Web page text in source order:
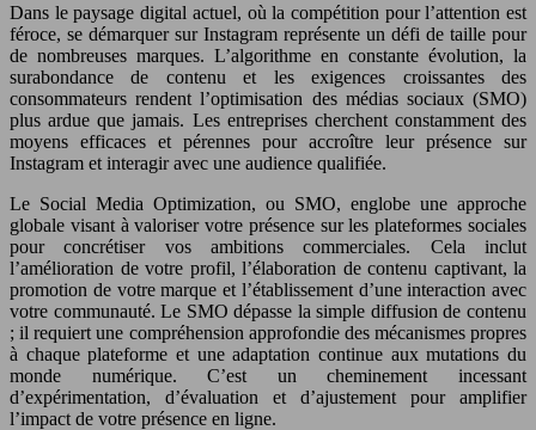
Dans le paysage digital actuel, où la compétition pour l’attention est
féroce, se démarquer sur Instagram représente un défi de taille pour
de nombreuses marques. L’algorithme en constante évolution, la
surabondance de contenu et les exigences croissantes des
consommateurs rendent l’optimisation des médias sociaux (SMO)
plus ardue que jamais. Les entreprises cherchent constamment des
moyens efficaces et pérennes pour accroître leur présence sur
Instagram et interagir avec une audience qualifiée.
Le Social Media Optimization, ou SMO, englobe une approche
globale visant à valoriser votre présence sur les plateformes sociales
pour concrétiser vos ambitions commerciales. Cela inclut
l’amélioration de votre profil, l’élaboration de contenu captivant, la
promotion de votre marque et l’établissement d’une interaction avec
votre communauté. Le SMO dépasse la simple diffusion de contenu
; il requiert une compréhension approfondie des mécanismes propres
à chaque plateforme et une adaptation continue aux mutations du
monde numérique. C’est un cheminement incessant
d’expérimentation, d’évaluation et d’ajustement pour amplifier
l’impact de votre présence en ligne.